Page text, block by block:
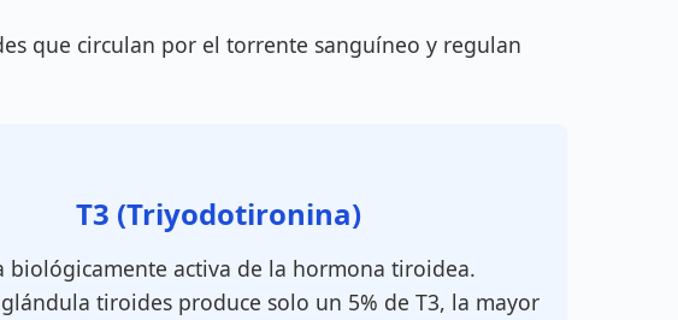
que circulan por el torrente sanguíneo y regulan
T3 (Triyodotironina)
biológicamente activa de la hormona tiroidea.
tiroides produce solo un 5% de T3, la mayor